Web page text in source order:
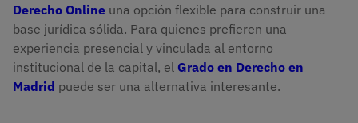
Derecho Online una opción flexible para construir una
base jurídica sólida. Para quienes prefieren una
experiencia presencial y vinculada al entorno
institucional de la capital, el Grado en Derecho en
Madrid puede ser una alternativa interesante.